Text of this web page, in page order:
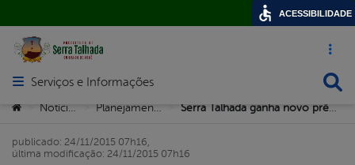
Acesso
Abrir menu principal de navegação
Serviços e Informações
Você está aqui:
> > >
publicado: 24/11/2015 07h16,
última modificação: 24/11/2015 07h16
ACESSIBILIDADE